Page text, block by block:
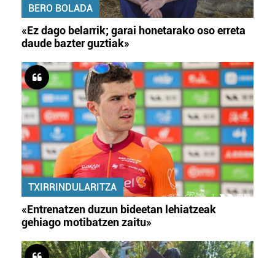
BERO BOLADA
«Ez dago belarrik; garai honetarako oso erreta
daude bazter guztiak»
TXIRRINDULARITZA
«Entrenatzen duzun bideetan lehiatzeak
gehiago motibatzen zaitu»